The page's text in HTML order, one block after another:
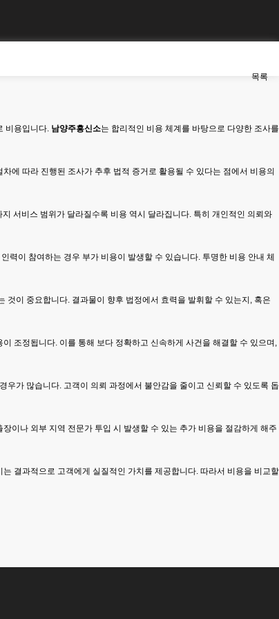
목록
비용입니다. 남양주흥신소는 합리적인 비용 체계를 바탕으로 다양한 조사를
에 따라 진행된 조사가 추후 법적 증거로 활용될 수 있다는 점에서 비용의
서비스 범위가 달라질수록 비용 역시 달라집니다. 특히 개인적인 의뢰와
이 참여하는 경우 부가 비용이 발생할 수 있습니다. 투명한 비용 안내 체
이 중요합니다. 결과물이 향후 법정에서 효력을 발휘할 수 있는지, 혹은
조정됩니다. 이를 통해 보다 정확하고 신속하게 사건을 해결할 수 있으며,
가 많습니다. 고객이 의뢰 과정에서 불안감을 줄이고 신뢰할 수 있도록 돕
이나 외부 지역 전문가 투입 시 발생할 수 있는 추가 비용을 절감하게 해주
결과적으로 고객에게 실질적인 가치를 제공합니다. 따라서 비용을 비교할